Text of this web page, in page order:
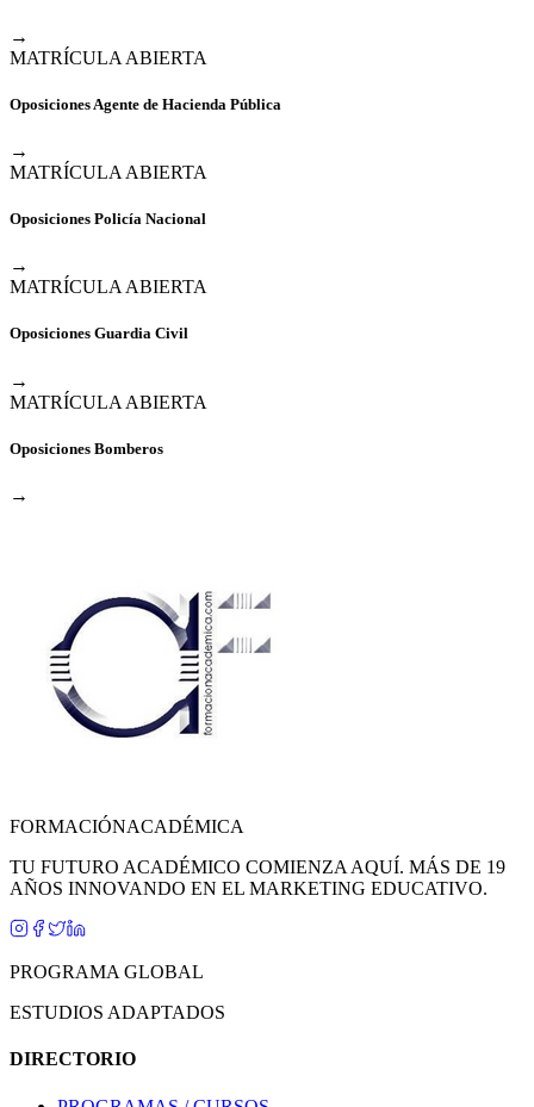
→
MATRÍCULA ABIERTA
Oposiciones Agente de Hacienda Pública
→
MATRÍCULA ABIERTA
Oposiciones Policía Nacional
→
MATRÍCULA ABIERTA
Oposiciones Guardia Civil
→
MATRÍCULA ABIERTA
Oposiciones Bomberos
→
FORMACIÓNACADÉMICA
TU FUTURO ACADÉMICO COMIENZA AQUÍ. MÁS DE 19
AÑOS INNOVANDO EN EL MARKETING EDUCATIVO.
PROGRAMA GLOBAL
ESTUDIOS ADAPTADOS
DIRECTORIO